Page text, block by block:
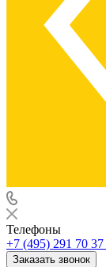
Телефоны
+7 (495) 291 70 37
Заказать звонок